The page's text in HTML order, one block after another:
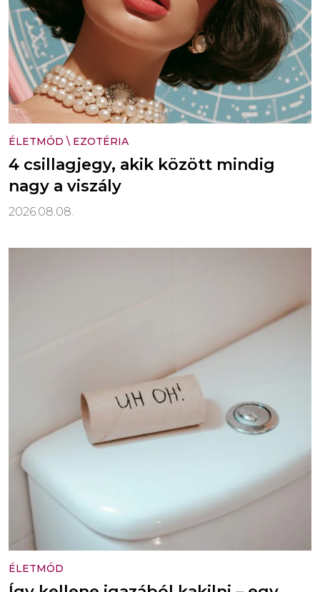
ÉLETMÓD \ EZOTÉRIA
4 csillagjegy, akik között mindig
nagy a viszály
2026.08.08.
ÉLETMÓD